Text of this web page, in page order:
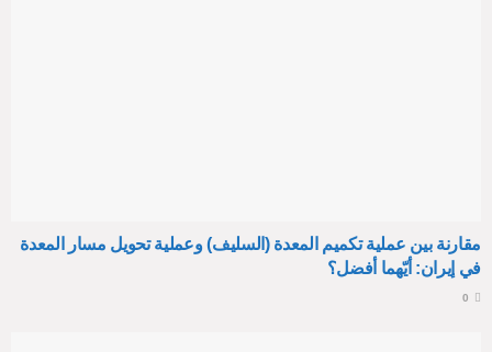
مقارنة بين عملية تكميم المعدة (السليف) وعملية تحويل مسار المعدة
في إيران: أيّهما أفضل؟